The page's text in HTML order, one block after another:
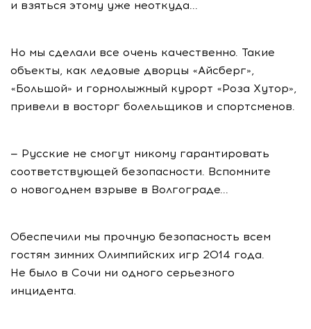
и взяться этому уже неоткуда...
Но мы сделали все очень качественно. Такие
объекты, как ледовые дворцы «Айсберг»,
«Большой» и горнолыжный курорт «Роза Хутор»,
привели в восторг болельщиков и спортсменов.
— Русские не смогут никому гарантировать
соответствующей безопасности. Вспомните
о новогоднем взрыве в Волгограде...
Обеспечили мы прочную безопасность всем
гостям зимних Олимпийских игр 2014 года.
Не было в Сочи ни одного серьезного
инцидента.